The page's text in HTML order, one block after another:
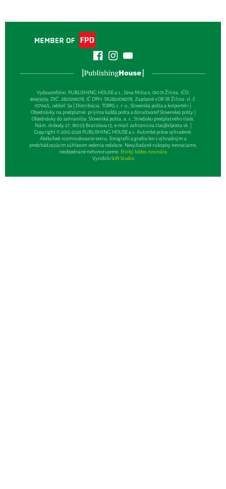
Vydavateľsťvo: PUBLISHING HOUSE a.s., Jána Milca 6, 010 01 Žilina, IČO:
46495959, DIČ: 2820016078, IČ DPH: SK2820016078, Zapísané v OR SR Žilina: vl. č.
10764/L, oddiel: Sa | Distribúcia: TOPAS, s. r. o., Slovenská pošta a kolportéri |
Objednávky na predplatné: prijíma každá pošta a doručovateľ Slovenskej pošty |
Objednávky do zahraničia: Slovenská pošta, a. s., Stredisko predplatného tlače,
Nám. slobody 27, 810 05 Bratislava 15, e-mail:zahranicna.tlac@slposta.sk. |
Copyright © 2012-2026 PUBLISHING HOUSE a.s. Autorské práva vyhradené.
Akékoľvek rozmnožovanie textu, fotografií a grafov len s výhradným a
predchádzajúcim súhlasom vedenia redakcie. Nevyžiadané rukopisy nevraciame,
neobjednané nehonorujeme. Etický kódex novinára
VyrobiloSoft Studio